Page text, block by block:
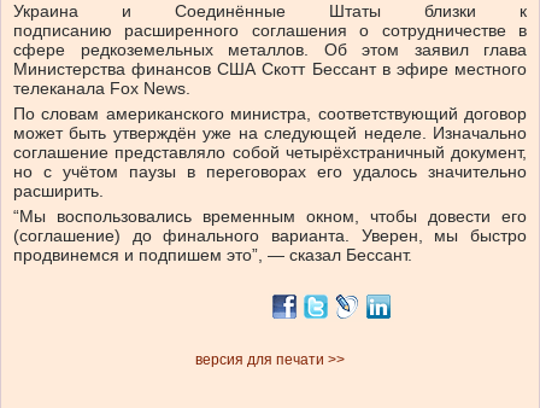
Украина и Соединённые Штаты близки к
подписанию расширенного соглашения о сотрудничестве в
сфере редкоземельных металлов. Об этом заявил глава
Министерства финансов США Скотт Бессант в эфире местного
телеканала Fox News.
По словам американского министра, соответствующий договор
может быть утверждён уже на следующей неделе. Изначально
соглашение представляло собой четырёхстраничный документ,
но с учётом паузы в переговорах его удалось значительно
расширить.
“Мы воспользовались временным окном, чтобы довести его
(соглашение) до финального варианта. Уверен, мы быстро
продвинемся и подпишем это”, — сказал Бессант.
версия для печати >>